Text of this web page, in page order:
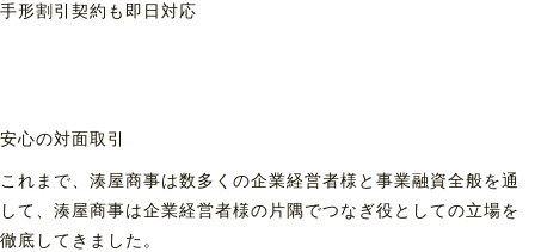
手形割引契約も 即日対応
安心の対面取引
これまで、湊屋商事は数多くの企業経営者様と事業融資全般を通
して、湊屋商事は企業経営者様の片隅でつなぎ役としての立場を
徹底してきました。